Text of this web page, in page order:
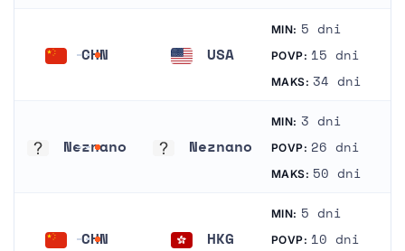
CHN USA
Združene države Amerike
MIN: 5 dni
POVP: 15 dni
MAKS: 34 dni
Neznano Neznano
MIN: 3 dni
POVP: 26 dni
MAKS: 50 dni
CHN HKG
MIN: 5 dni
POVP: 10 dni